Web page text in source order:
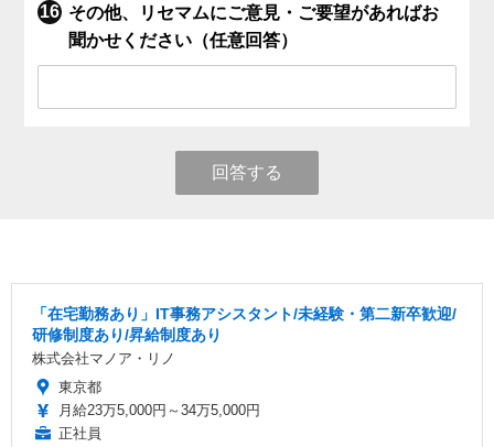
その他、リセマムにご意見・ご要望があればお
聞かせください（任意回答）
回答する
「在宅勤務あり」IT事務アシスタント/未経験・第二新卒歓迎/
研修制度あり/昇給制度あり
株式会社マノア・リノ
東京都
月給23万5,000円～34万5,000円
正社員